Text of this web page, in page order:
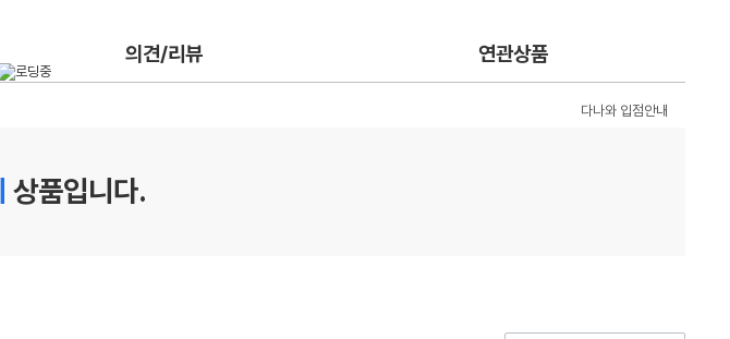
의견/리뷰 연관상품
다나와 입점안내
상품입니다.